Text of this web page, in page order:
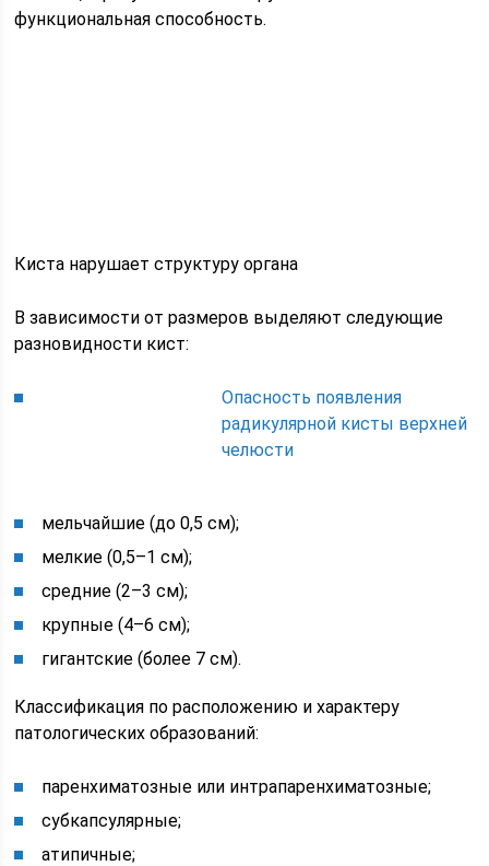
функциональная способность.
Киста нарушает структуру органа
В зависимости от размеров выделяют следующие
разновидности кист:
Опасность появления
радикулярной кисты верхней
челюсти
мельчайшие (до 0,5 см);
мелкие (0,5–1 см);
средние (2–3 см);
крупные (4–6 см);
гигантские (более 7 см).
Классификация по расположению и характеру
патологических образований:
паренхиматозные или интрапаренхиматозные;
субкапсулярные;
атипичные;